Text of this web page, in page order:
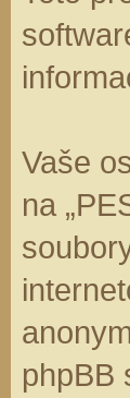
Vaše
na
phpBB